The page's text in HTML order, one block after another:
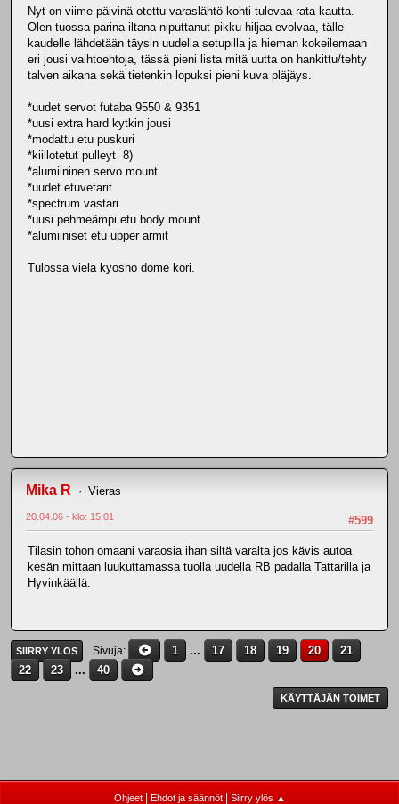
Nyt on viime päivinä otettu varaslähtö kohti tulevaa rata kautta.
Olen tuossa parina iltana niputtanut pikku hiljaa evolvaa, tälle
kaudelle lähdetään täysin uudella setupilla ja hieman kokeilemaan
eri jousi vaihtoehtoja, tässä pieni lista mitä uutta on hankittu/tehty
talven aikana sekä tietenkin lopuksi pieni kuva pläjäys.
*uudet servot futaba 9550 & 9351
*uusi extra hard kytkin jousi
*modattu etu puskuri
*kiillotetut pulleyt 8)
*alumiininen servo mount
*uudet etuvetarit
*spectrum vastari
*uusi pehmeämpi etu body mount
*alumiiniset etu upper armit
Tulossa vielä kyosho dome kori.
Mika R Vieras
#599
20.04.06 - klo: 15.01
Tilasin tohon omaani varaosia ihan siltä varalta jos kävis autoa
kesän mittaan luukuttamassa tuolla uudella RB padalla Tattarilla ja
Hyvinkäällä.
SIIRRY YLÖS Sivuja 1 ... 17 18 19 20
21
22
23 ... 40
KÄYTTÄJÄN TOIMET
Ohjeet| Ehdot ja säännöt| Siirry ylös ▲